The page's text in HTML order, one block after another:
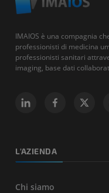
IMAIOS è una compagnia
professionisti di medicina
professionisti sanitari
imaging, base dati
L'AZIENDA
Chi siamo